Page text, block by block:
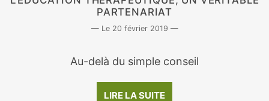
PARTENARIAT
20 février 2019
Au-delà du simple conseil
LIRE LA SUITE